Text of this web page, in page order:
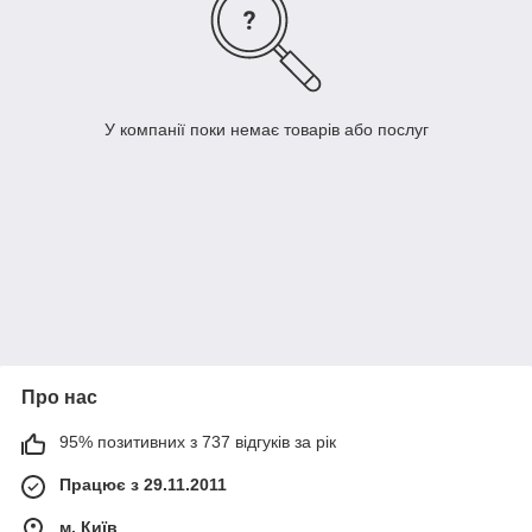
У компанії поки немає товарів або послуг
Про нас
95% позитивних з 737 відгуків за рік
Працює з 29.11.2011
м. Київ